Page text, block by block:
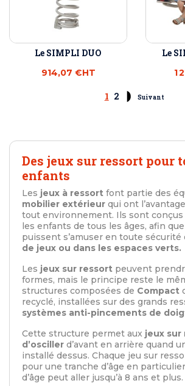
Le SIMPLI DUO
914,07 €HT
Le
1
1 2 Suivant
Des jeux sur ressort pour
enfants
Les jeux à ressort font partie des
mobilier extérieur qui ont
tout environnement. Ils sont
les enfants de tous les âges, afin
puissent s’amuser en toute sécurité
de jeux ou dans les espaces verts.
Les jeux sur ressort peuvent
formes, mais le principe reste le
structures composées de Compact
recyclé, installées sur des grands
systèmes anti-pincements de
Cette structure permet aux jeux sur
d’osciller d’avant en arrière quand
installé dessus. Chaque jeu sur
pour une tranche d’âge en
d’âge peut aller jusqu’à 8 ans et plus.